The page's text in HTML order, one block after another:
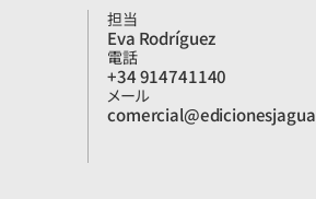
担当
Eva Rodríguez
電話
+34 914741140
メール